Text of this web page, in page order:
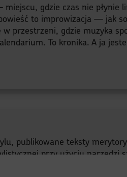
gdzie czas nie płynie
to improwizacja — jak
przestrzeni, gdzie muzyka
To kronika. A ja
publikowane teksty
przy użyciu narzędzi